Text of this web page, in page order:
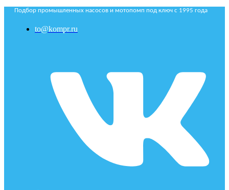
Подбор промышленных насосов и мотопомп под ключ с 1995 года
to@kompr.ru